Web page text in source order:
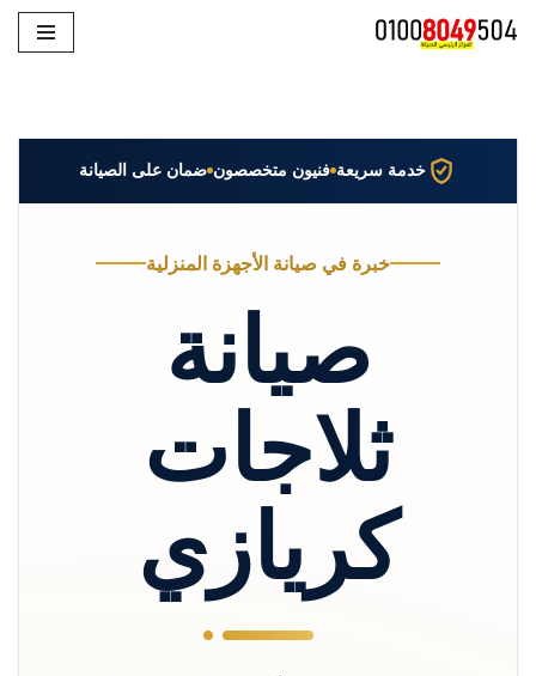
خدمة سريعة فنيون متخصصون ضمان على الصيانة
خبرة في صيانة الأجهزة المنزلية
صيانة
ثلاجات
كريازي